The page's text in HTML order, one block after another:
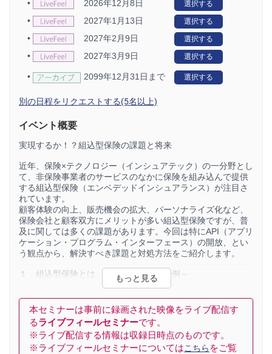
• 2026年12月8日 選択する
• 2027年1月13日 選択する
• 2027年2月9日 選択する
• 2027年3月9日 選択する
• 2099年12月31日まで 選択する
別の日程をリクエストする(5名以上)
イベント概要
実現するか！？組込型保険の課題と将来
近年、保険×テクノロジー（インシュアテック）の一分野とし
て、非保険事業者のサービスのなかに保険を組み込んで提供
する組込型保険（エンベデッドインシュアランス）が注目さ
れています。
顧客体験の向上、販売機会の拡大、パーソナライズ化など、
保険会社と顧客双方にメリットが多い組込型保険ですが、普
及に関しては多くの課題があります。今回は特にAPI（アプリ
ケーション・プログラム・インターフェース）の開放、とい
う観点から、解決すべき課題と対処方法をご紹介します。
１．組込型保険とは ～国内外の最新事例～
２．普及に向けた課題 ～APIサンドボックスの必要性～
３．ハッカソンによるビジネスアイデア発掘
４．当社研究員(※)との「組込型保険の実現に向けた課題と
将来に係るディスカッション」
※株式会社矢野経済研究所 ICT・金融ユニット 主任
研究員 山口 泰裕
本セミナーは事前に録画された映像をライブ配信す
るライブフィールセミナーです。
※ライブ配信する情報は収録日時点のものです。
※ライブフィールセミナーについてはこちら をご覧